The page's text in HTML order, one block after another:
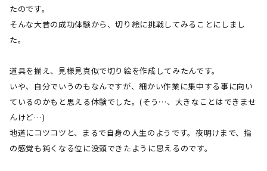
たのです。
そんな大昔の成功体験から、切り絵に挑戦してみることにしまし
た。
道具を揃え、見様見真似で切り絵を作成してみたんです。
いや、自分でいうのもなんですが、細かい作業に集中する事に向い
ているのかもと思える体験でした。(そう…、大きなことはできませ
んけど…)
地道にコツコツと、まるで自身の人生のようです。夜明けまで、指
の感覚も鈍くなる位に没頭できたように思えるのです。